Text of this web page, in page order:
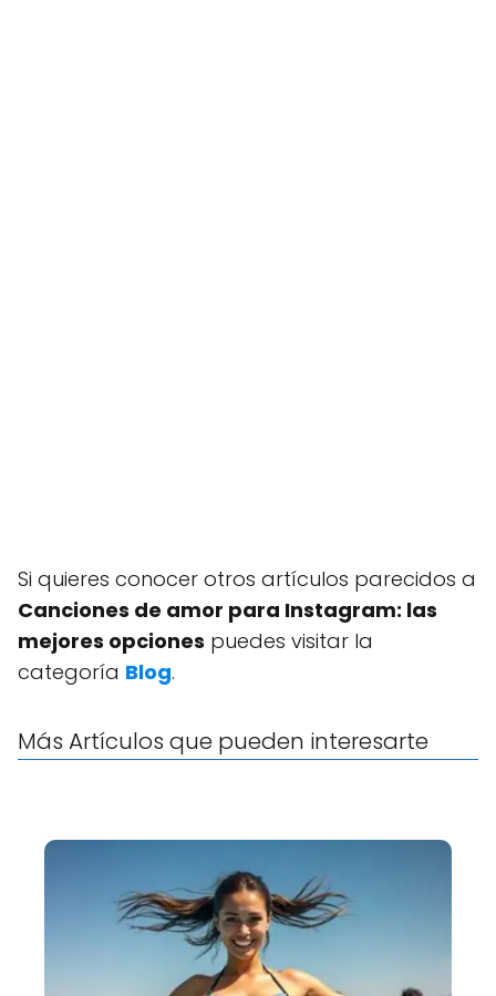
Si quieres conocer otros artículos parecidos a
Canciones de amor para Instagram: las
mejores opciones puedes visitar la
categoría Blog.
Más Artículos que pueden interesarte